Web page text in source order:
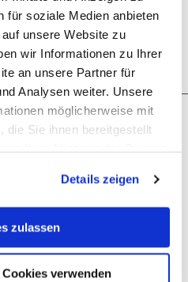
für soziale Medien anbieten
unsere Website zu
wir Informationen zu Ihrer
an unsere Partner für
Analysen weiter. Unsere
möglicherweise mit
die Sie ihnen bereitgestellt
weiterhin nutzen.
Details zeigen
zulassen
verwenden
PDF erzeugen
interessieren